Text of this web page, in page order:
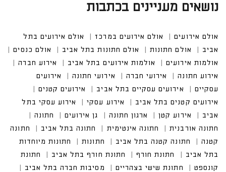
נושאים מעניינים בכתבות
אולם אירועים אולם אירועים במרכז
אולם אירועים בתל
אביב
אולם חתונות אולם חתונות בתל אביב
אולם כנסים
אולמות אירועים
אולמות אירועים בתל אביב
אירוע חברה
אירוע חתונה
אירועי חברה אירועי חתונה
אירועים
עסקיים
אירועים עסקיים בתל אביב
אירועים קטנים
אירועים קטנים בתל אביב
אירוע עסקי
אירוע עסקי בתל
אביב
אירוע קטן ארגון חתונה גן אירועים
חתונה
חתונה אורבנית
חתונה אינטימית חתונה בתל אביב
חתונה
קטנה
חתונה קטנה בתל אביב חתונות
חתונות מיוחדות
בתל אביב
חתונת חורף חתונת חורף בתל אביב
חתונת
קונספט
חתונת שישי בצהריים
מסיבות חברה בתל אביב